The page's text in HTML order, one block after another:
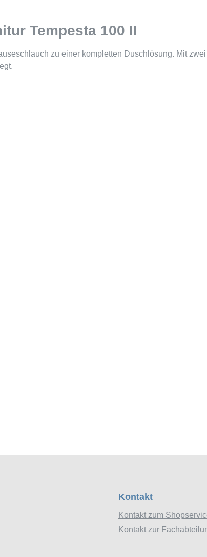
Tempesta 100 II
zu einer kompletten Duschlösung. Mit
Kontakt
Kontakt zum
Kontakt zur